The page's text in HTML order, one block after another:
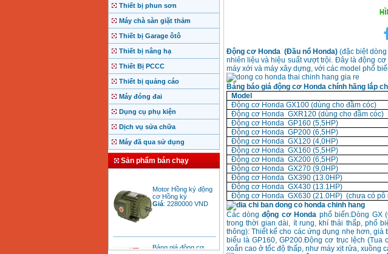
Thiết bị phun sơn
Máy chà sàn giặt thảm
Thiết bị Garage ôtô
Thiết bị nâng hạ
Thiết Bị PCCC
Thiết bị quảng cáo
Máy đóng đai
Dụng cụ phụ kiện
Dịch vụ sửa chữa
Máy đã qua sử dụng
Sản phẩm bán chạy
cơ Hồng ký
Giá:2280000
Bảng giá động cơ
diesel đầu nổ diesel
Động cơ Honda (Đầu nổ Honda) (đặc biệt
nhiên liệu và hiệu suất vượt trội. Đây là động
máy xới và máy xây dựng, với các model phổ
Bảng báo giá động cơ Honda chính hãng lắp
Model
Động cơ Honda GX100 (dùng cho đầm cóc)
Động cơ Honda GXR120 (dùng cho đầm cóc)
Động cơ Honda GP160 (5,5HP)
Động cơ Honda GP200 (6,5HP)
Động cơ Honda GX120 (4,0HP)
Động cơ Honda GX160 (5,5HP)
Động cơ Honda GX200 (6,5HP)
Động cơ Honda GX270 (9,0HP)
Động cơ Honda GX390 (13.0HP)
Động cơ Honda GX430 (13.1HP)
Động cơ Honda GX630 (21.0HP) (chưa có pô
Các dòngđộng cơ Honda phổ biến:Dòng GX
trong thời gian dài, ít rung, khí thải thấp, phổ
thông): Thiết kế cho các ứng dụng nhẹ hơn,
biểu là GP160, GP200.Động cơ trục lệch (Tua
xoắn cao ở tốc độ thấp, như máy xịt rửa, xuồng